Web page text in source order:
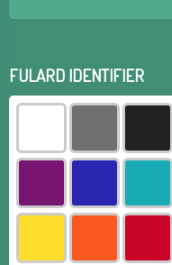
FULARD IDENTIFIER